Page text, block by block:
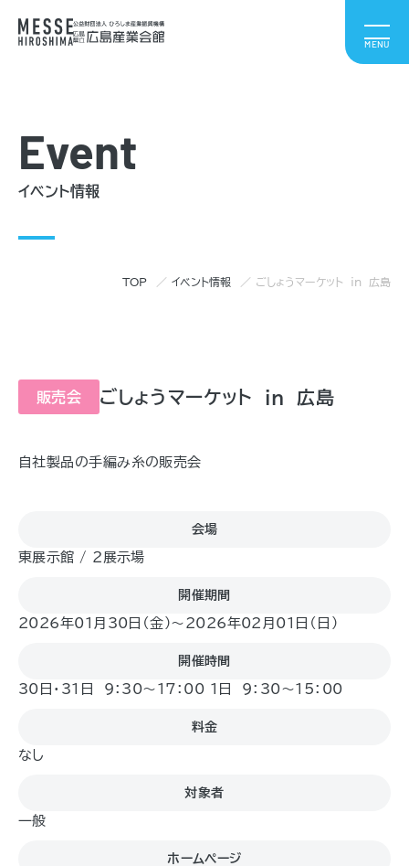
Event
イベント情報
TOP イベント情報 ごしょうマーケット in 広島
販売会 ごしょうマーケット in 広島
自社製品の手編み糸の販売会
会場
東展示館 / ２展示場
開催期間
2026年01月30日（金)〜2026年02月01日（日)
開催時間
30日・31日 9：30～17：00 1日 9：30～15：00
料金
なし
対象者
一般
ホームページ